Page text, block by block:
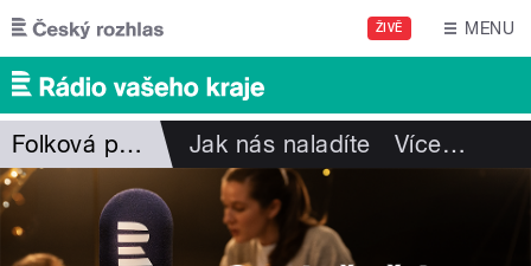
Přejít k hlavnímu obsahu
ŽIVĚ MENU
Folková pohlazení Jak nás naladíte Více…